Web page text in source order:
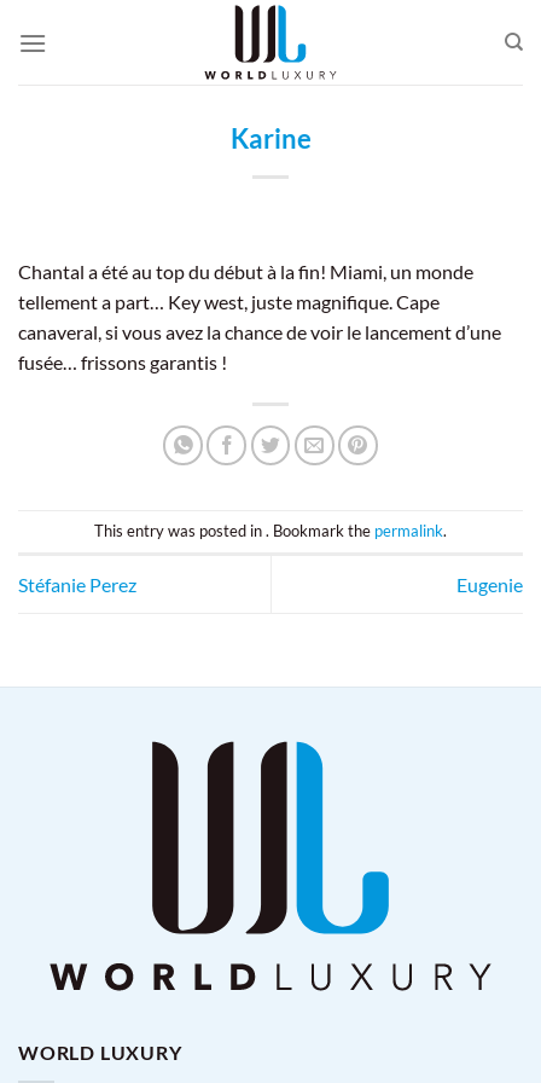
Karine
Chantal a été au top du début à la fin! Miami, un monde
tellement a part… Key west, juste magnifique. Cape
canaveral, si vous avez la chance de voir le lancement d’une
fusée… frissons garantis !
This entry was posted in . Bookmark the permalink.
Stéfanie Perez Eugenie
WORLD LUXURY